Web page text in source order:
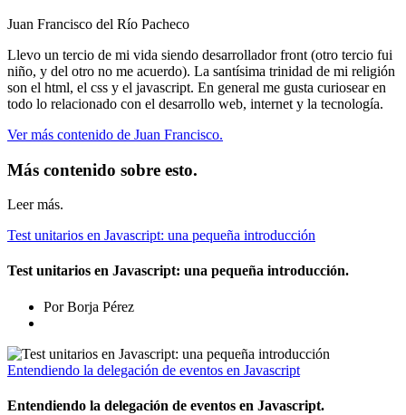
Juan Francisco del Río Pacheco
Llevo un tercio de mi vida siendo desarrollador front (otro tercio fui
niño, y del otro no me acuerdo). La santísima trinidad de mi religión
son el html, el css y el javascript. En general me gusta curiosear en
todo lo relacionado con el desarrollo web, internet y la tecnología.
Ver más contenido de Juan Francisco.
Más contenido sobre esto.
Leer más.
Test unitarios en Javascript: una pequeña introducción
Test unitarios en Javascript: una pequeña introducción.
Por Borja Pérez
Entendiendo la delegación de eventos en Javascript
Entendiendo la delegación de eventos en Javascript.